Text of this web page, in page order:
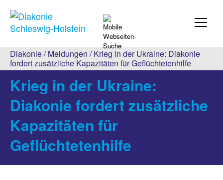
Diakonie/Meldungen / Krieg in der Ukraine: Diakonie
fordert zusätzliche Kapazitäten für Geflüchtetenhilfe
Krieg in der Ukraine:
Diakonie fordert zusätzliche
Kapazitäten für
Geflüchtetenhilfe